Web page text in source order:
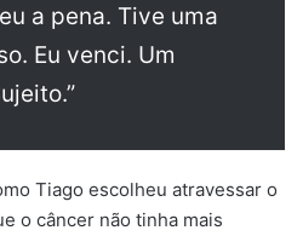
a pena. Tive uma
Eu venci. Um
Tiago escolheu atravessar o
o câncer não tinha mais